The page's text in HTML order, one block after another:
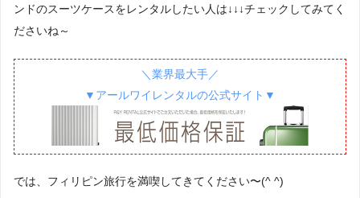
ンドのスーツケースをレンタルしたい人は↓↓↓チェックしてみてく
ださいね～
＼業界最大手／
▼アールワイレンタルの公式サイト▼
では、フィリピン旅行を満喫してきてください〜(^ ^)